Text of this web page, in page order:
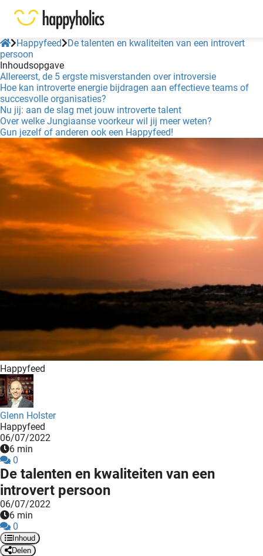
Happyfeed
De talenten en kwaliteiten van een introvert
persoon
Inhoudsopgave
Allereerst, de 5 ergste misverstanden over introversie
Hoe kan introverte energie bijdragen aan effectieve teams of
succesvolle organisaties?
Nu jij: aan de slag met jouw introverte talent
Over welke Jungiaanse voorkeur wil jij meer weten?
Gun jezelf of anderen ook een Happyfeed!
Happyfeed
Glenn Holster
Happyfeed
06/07/2022
6 min
0
De talenten en kwaliteiten van een
introvert persoon
06/07/2022
6 min
0
Inhoud
Delen